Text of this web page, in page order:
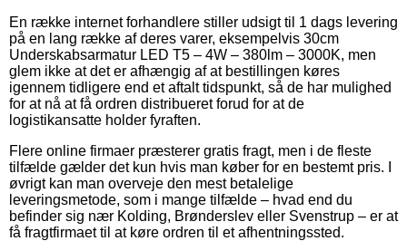
En række internet forhandlere stiller udsigt til 1 dags levering
på en lang række af deres varer, eksempelvis 30cm
Underskabsarmatur LED T5 – 4W – 380lm – 3000K, men
glem ikke at det er afhængig af at bestillingen køres
igennem tidligere end et aftalt tidspunkt, så de har mulighed
for at nå at få ordren distribueret forud for at de
logistikansatte holder fyraften.
Flere online firmaer præsterer gratis fragt, men i de fleste
tilfælde gælder det kun hvis man køber for en bestemt pris. I
øvrigt kan man overveje den mest betalelige
leveringsmetode, som i mange tilfælde – hvad end du
befinder sig nær Kolding, Brønderslev eller Svenstrup – er at
få fragtfirmaet til at køre ordren til et afhentningssted.